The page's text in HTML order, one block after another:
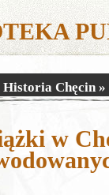
Historia Chęcin »
w